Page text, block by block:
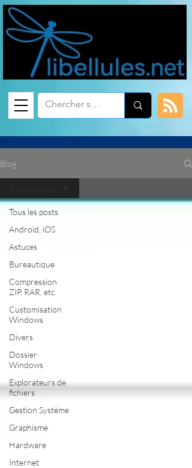
Blog
Tous les posts
Android, iOS
Astuces
Bureautique
Compression
ZIP, RAR, etc.
Customisation
Windows
Divers
Dossier
Windows
Explorateurs de
fichiers
Gestion Système
Graphisme
Hardware
Internet